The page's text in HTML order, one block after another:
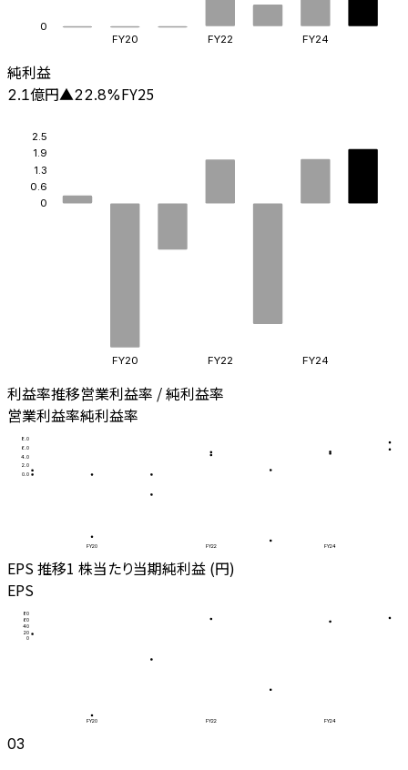
0
FY20 FY22 FY24
純利益
2.1億円▲22.8%FY25
0
0.6
1.3
1.9
2.5
FY20 FY22 FY24
利益率推移営業利益率 / 純利益率
営業利益率純利益率
0.0
2.0
4.0
6.0
8.0
FY20 FY22 FY24
EPS 推移1 株当たり当期純利益 (円)
EPS
0
20
40
60
80
FY20 FY22 FY24
03